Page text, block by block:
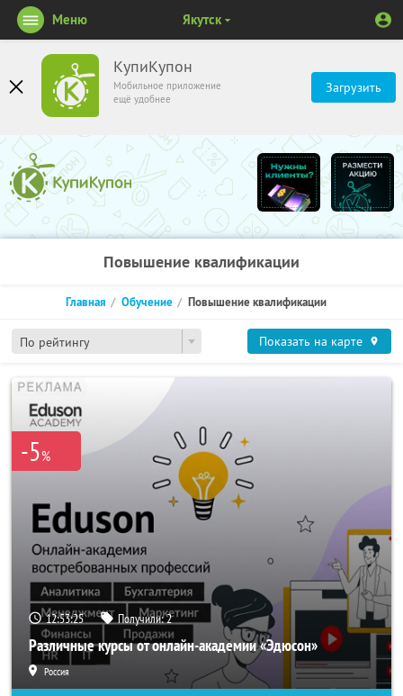
КупиКупон
Мобильное приложение
ещё удобнее
Загрузить
Меню Якутск
Повышение квалификации
По рейтингу
Главная Обучение Повышение квалификации
Показать на карте
-5%
12:53:23 Получили:2
Различные курсы от онлайн-академии «Эдюсон»
Россия